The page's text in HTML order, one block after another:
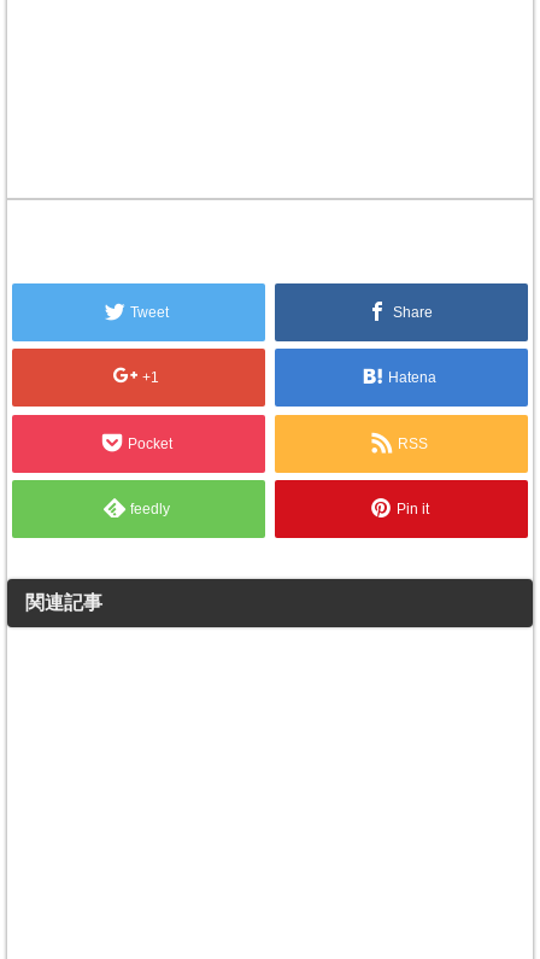
Tweet Share
+1 Hatena
Pocket RSS
feedly Pin it
関連記事